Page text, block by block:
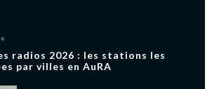
radios 2026 : les stations les
par villes en AuRA